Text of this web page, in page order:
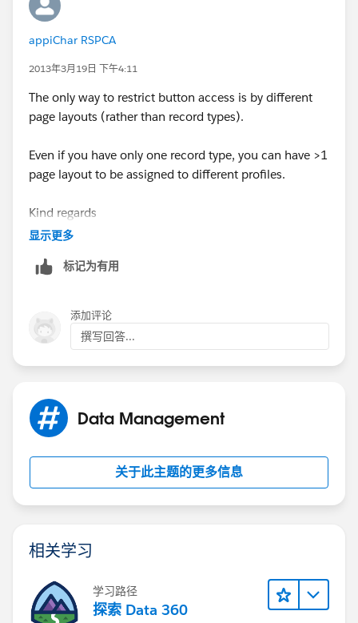
appiChar RSPCA
2013年3月19日 下午4:11
The only way to restrict button access is by different
page layouts (rather than record types).
Even if you have only one record type, you can have >1
page layout to be assigned to different profiles.
Kind regards
显示更多
标记为有用
添加评论
撰写回答...
Data Management
关于此主题的更多信息
相关学习
学习路径
探索 Data 360